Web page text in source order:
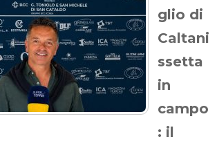
glio di
Caltani
ssetta
in
campo
: il